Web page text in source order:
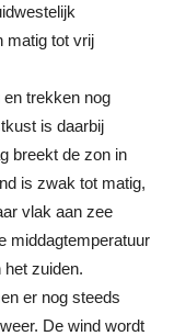
matig tot vrij
trekken nog
is daarbij
breekt de zon in
is zwak tot matig,
vlak aan zee
middagtemperatuur
het zuiden.
er nog steeds
De wind wordt